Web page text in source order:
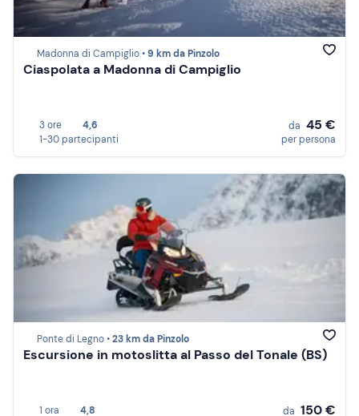
Madonna di Campiglio •9 km da Pinzolo
Ciaspolata a Madonna di Campiglio
3 ore
4,6
1-30 partecipanti
da 45 €
per persona
Ponte di Legno •23 km da Pinzolo
Escursione in motoslitta al Passo del Tonale (BS)
1 ora
4,8
da 150 €